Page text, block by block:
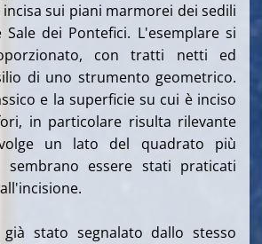
sui piani marmorei dei sedili
dei Pontefici. L'esemplare si
con tratti netti ed
di uno strumento geometrico.
e la superficie su cui è inciso
in particolare risulta rilevante
un lato del quadrato più
essere stati praticati
stato segnalato dallo stesso